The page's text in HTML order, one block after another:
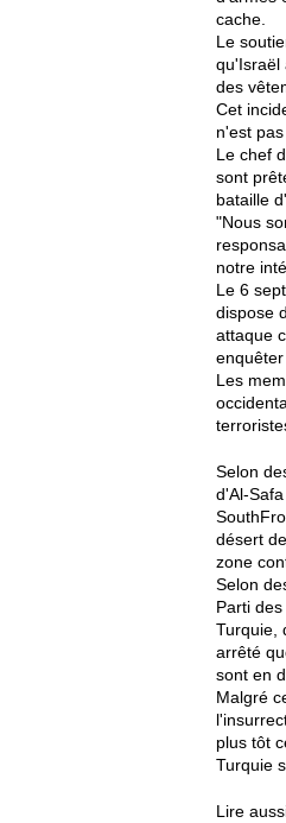
cache.
Le
qu'Israël
des
Cet
n'est
Le chef
sont
bataille
"Nous
notre
Le 6
dispose
attaque
Les
Selon
d'Al-
désert
zone
Selon
Parti
Turquie,
arrêté
sont en
Malgré
plus tôt
Turquie
Lire